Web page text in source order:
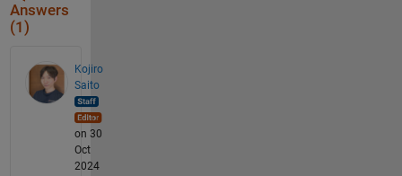
Answers
(1)
Kojiro
Saito
on 30
Oct
2024